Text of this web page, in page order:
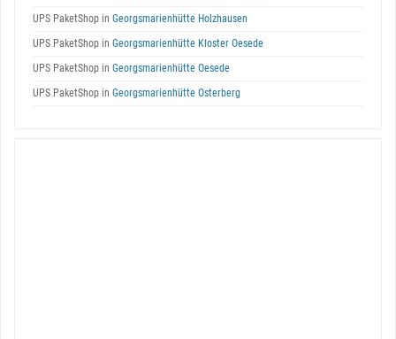
UPS PaketShop in Georgsmarienhütte Holzhausen
UPS PaketShop in Georgsmarienhütte Kloster Oesede
UPS PaketShop in Georgsmarienhütte Oesede
UPS PaketShop in Georgsmarienhütte Osterberg